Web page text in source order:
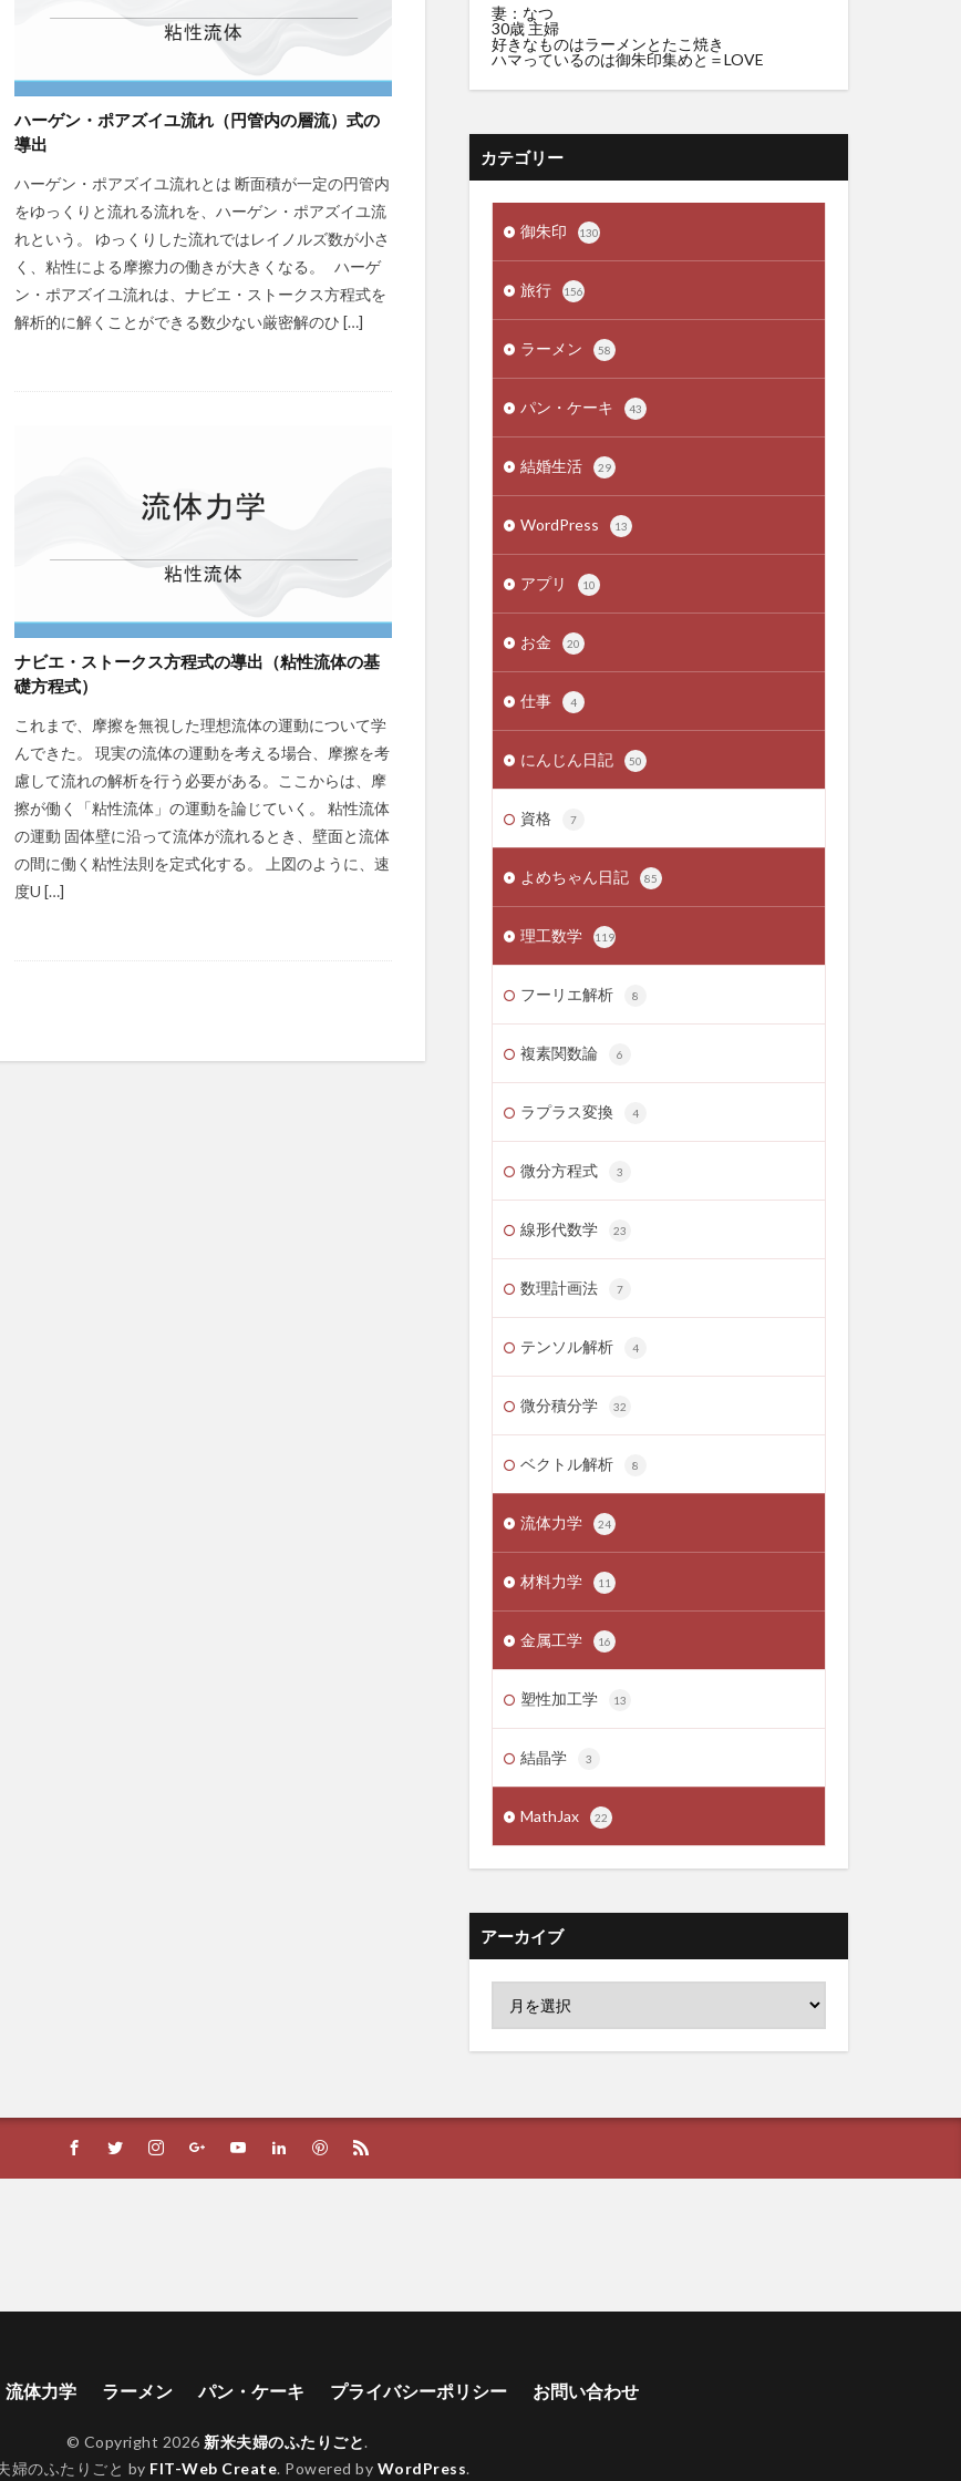
ハーゲン・ポアズイユ流れ（円管内の層流）式の
導出
ハーゲン・ポアズイユ流れとは 断面積が一定の円管内
をゆっくりと流れる流れを、ハーゲン・ポアズイユ流
れという。 ゆっくりした流れではレイノルズ数が小さ
く、粘性による摩擦力の働きが大きくなる。 ハーゲ
ン・ポアズイユ流れは、ナビエ・ストークス方程式を
解析的に解くことができる数少ない厳密解のひ […]
ナビエ・ストークス方程式の導出（粘性流体の基
礎方程式）
これまで、摩擦を無視した理想流体の運動について学
んできた。 現実の流体の運動を考える場合、摩擦を考
慮して流れの解析を行う必要がある。ここからは、摩
擦が働く「粘性流体」の運動を論じていく。 粘性流体
の運動 固体壁に沿って流体が流れるとき、壁面と流体
の間に働く粘性法則を定式化する。 上図のように、速
度U […]
妻：なつ
30歳 主婦
好きなものはラーメンとたこ焼き
ハマっているのは御朱印集めと＝LOVE
カテゴリー
御朱印 130
旅行 156
ラーメン 58
パン・ケーキ 43
結婚生活 29
WordPress 13
アプリ 10
お金 20
仕事 4
にんじん日記 50
資格 7
よめちゃん日記 85
理工数学 119
フーリエ解析 8
複素関数論 6
ラプラス変換 4
微分方程式 3
線形代数学 23
数理計画法 7
テンソル解析 4
微分積分学 32
ベクトル解析 8
流体力学 24
材料力学 11
金属工学 16
塑性加工学 13
結晶学 3
MathJax 22
アーカイブ
流体力学 ラーメン パン・ケーキ プライバシーポリシー お問い合わせ
© Copyright 2026 新米夫婦のふたりごと.
婦のふたりごと by FIT-Web Create. Powered by WordPress.